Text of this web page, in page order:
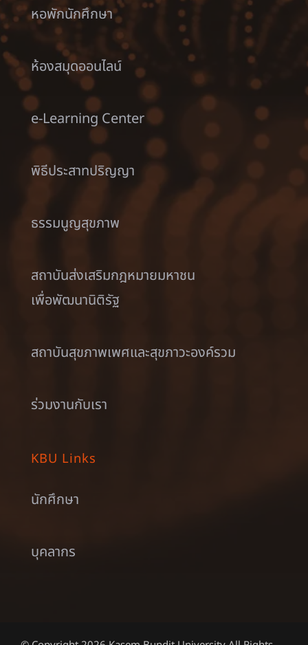
หอพักนักศึกษา
ห้องสมุดออนไลน์
e-Learning Center
พิธีประสาทปริญญา
ธรรมนูญสุขภาพ
สถาบันส่งเสริมกฎหมายมหาชน
เพื่อพัฒนานิติรัฐ
สถาบันสุขภาพเพศและสุขภาวะองค์รวม
ร่วมงานกับเรา
KBU Links
นักศึกษา
บุคลากร